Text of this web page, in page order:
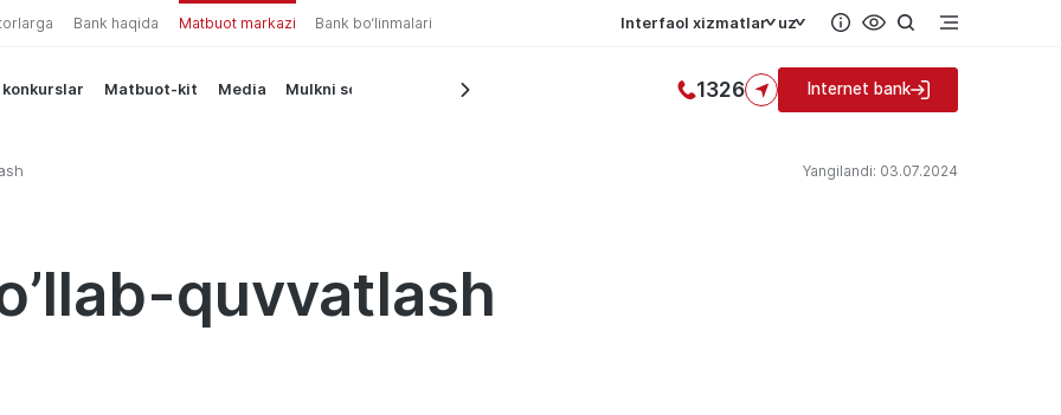
Bank haqida Matbuot markazi Bank bo‘linmalari Interfaol xizmatlar uz
Matbuot-kit Media Mulkni sotish 1326 Internet bank
Yangilandi: 03.07.2024
quvvatlash